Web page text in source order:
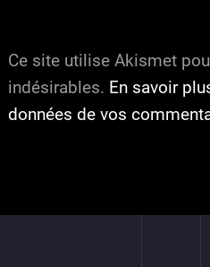
Ce site utilise Akismet
indésirables. En savoir
données de vos